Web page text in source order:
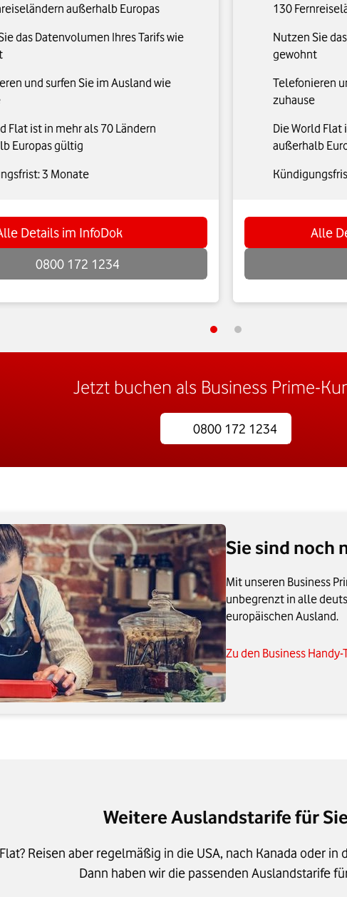
außerhalb Europas
das Datenvolumen Ihres Tarifs wie
und surfen Sie im Ausland wie
Flat ist in mehr als 70 Ländern
Europas gültig
3 Monate
Details im InfoDok
0800 172 1234
130
Nutzen Sie
gewohnt
Telefonieren
zuhause
Die World Flat
außerhalb
Alle
Jetzt buchen als Business Prime-
0800 172 1234
Sie sind noch
Mit unseren Business
unbegrenzt in alle
europäischen Ausland.
Zu den Business Handy-
Weitere Auslandstarife für
Reisen aber regelmäßig in die USA, nach Kanada oder
Dann haben wir die passenden Auslandstarife